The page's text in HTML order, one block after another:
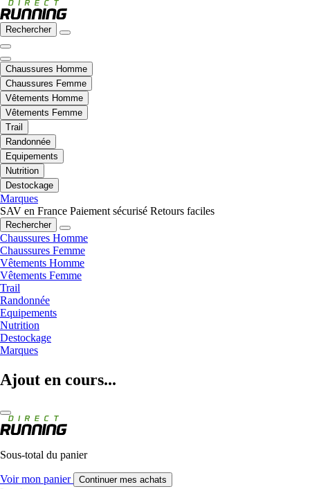
Rechercher
Chaussures Homme
Chaussures Femme
Vêtements Homme
Vêtements Femme
Trail
Randonnée
Equipements
Nutrition
Destockage
Marques
SAV en France Paiement sécurisé Retours faciles
Rechercher
Chaussures Homme
Chaussures Femme
Vêtements Homme
Vêtements Femme
Trail
Randonnée
Equipements
Nutrition
Destockage
Marques
Ajout en cours...
Sous-total du panier
Voir mon panier Continuer mes achats